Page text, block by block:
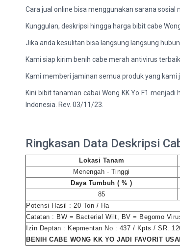
Cara jual online bisa menggunakan sarana
Kunggulan, deskripsi hingga harga bibit cabe
Jika anda kesulitan bisa langsung langsung
Kami siap kirim benih cabe merah antivirus
Kami memberi jaminan semua produk yang
Kini bibit tanaman cabai Wong KK Yo F1
Indonesia. Rev. 03/11/23.
Ringkasan Data Deskripsi
Lokasi Tanam
Menengah - Tinggi
Daya Tumbuh ( % )
85
Potensi Hasil : 20 Ton / Ha
Catatan : BW = Bacterial Wilt, BV = Begomo
Izin Deptan : Kepmentan No : 437 / Kpts / SR.
BENIH CABE WONG KK YO JADI FAVORIT